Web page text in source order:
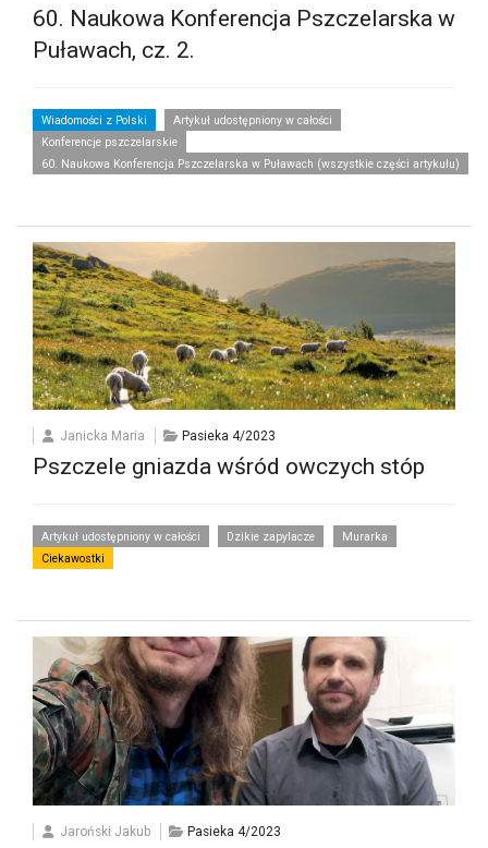
60. Naukowa Konferencja Pszczelarska w
Puławach, cz. 2.
Wiadomości z Polski
Artykuł udostępniony w całości
Konferencje pszczelarskie
60. Naukowa Konferencja Pszczelarska w Puławach (wszystkie części artykułu)
Janicka Maria Pasieka 4/2023
Pszczele gniazda wśród owczych stóp
Artykuł udostępniony w całości Dzikie zapylacze
Murarka
Ciekawostki
Jaroński Jakub Pasieka 4/2023